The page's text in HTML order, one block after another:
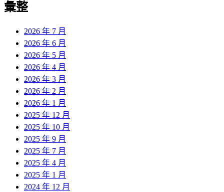
彙整
2026 年 7 月
2026 年 6 月
2026 年 5 月
2026 年 4 月
2026 年 3 月
2026 年 2 月
2026 年 1 月
2025 年 12 月
2025 年 10 月
2025 年 9 月
2025 年 7 月
2025 年 4 月
2025 年 1 月
2024 年 12 月